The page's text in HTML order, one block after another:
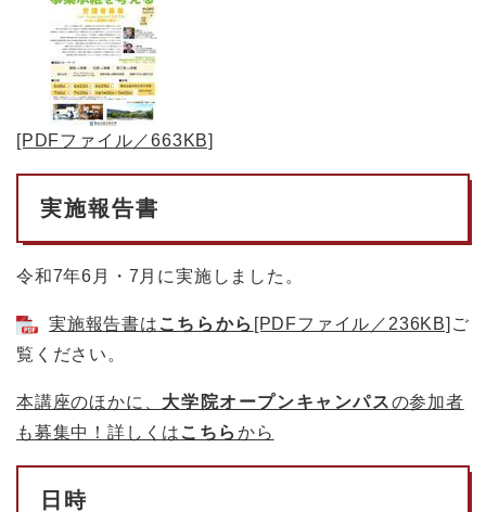
[PDFファイル／663KB]
実施報告書
令和7年6月・7月に実施しました。
実施報告書は こちらから [PDFファイル／236KB] ご
覧ください。
本講座のほかに、 大学院オープンキャンパスの参加者
も募集中！詳しくは こちらから
日時